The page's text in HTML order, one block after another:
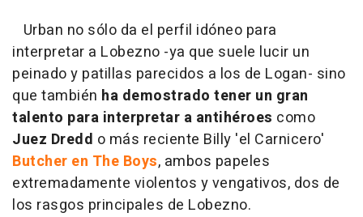
Urban no sólo da el perfil idóneo para
interpretar a Lobezno -ya que suele lucir un
peinado y patillas parecidos a los de Logan- sino
que también ha demostrado tener un gran
talento para interpretar a antihéroes como
Juez Dredd o más reciente Billy 'el Carnicero'
Butcher en The Boys, ambos papeles
extremadamente violentos y vengativos, dos de
los rasgos principales de Lobezno.